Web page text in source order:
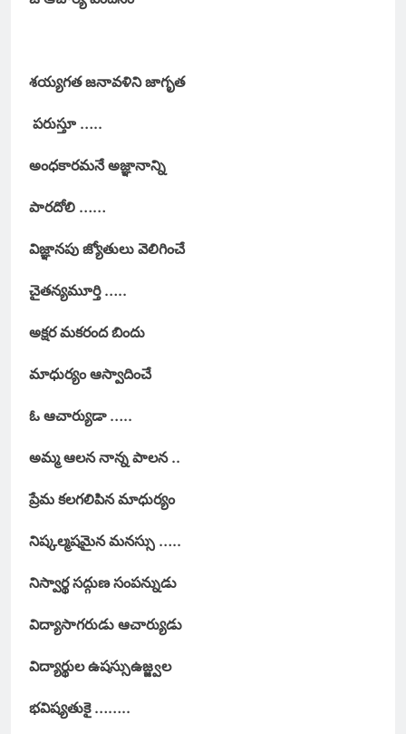
శయ్యగత జనావళిని జాగృత
పరుస్తూ …..
అంధకారమనే అజ్ఞానాన్ని
పారదోలి ……
విజ్ఞానపు జ్యోతులు వెలిగించే
చైతన్యమూర్తి …..
అక్షర మకరంద బిందు
మాధుర్యం ఆస్వాదించే
ఓ ఆచార్యుడా …..
అమ్మ ఆలన నాన్న పాలన ..
ప్రేమ కలగలిపిన మాధుర్యం
నిష్కల్మషమైన మనస్సు …..
నిస్వార్థ సద్గుణ సంపన్నుడు
విద్యాసాగరుడు ఆచార్యుడు
విద్యార్థుల ఉషస్సుఉజ్జ్వల
భవిష్యతుకై ……..